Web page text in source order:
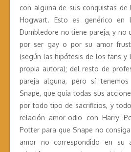
con alguna de sus conquistas de
Hogwart. Esto es genérico en
Dumbledore no tiene pareja, y no
por ser gay o por su amor
(según las hipótesis de los fans y
propia autora); del resto de
pareja alguna, pero sí
Snape, que guía todas sus
por todo tipo de sacrificios, y
relación amor-odio con Harry
Potter para que Snape no
amor no correspondido en su